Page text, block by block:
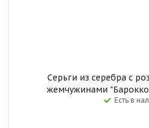
Серьги из серебра c
жемчужинами
Есть в